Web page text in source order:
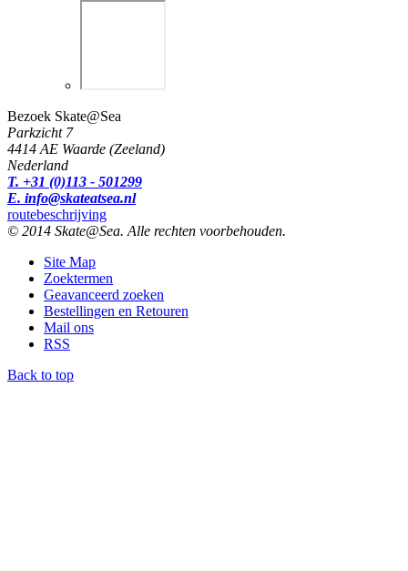
Bezoek Skate@Sea
Parkzicht 7
4414 AE Waarde (Zeeland)
Nederland
T. +31 (0)113 - 501299
E. info@skateatsea.nl
routebeschrijving
© 2014 Skate@Sea. Alle rechten voorbehouden.
Site Map
Zoektermen
Geavanceerd zoeken
Bestellingen en Retouren
Mail ons
RSS
Back to top